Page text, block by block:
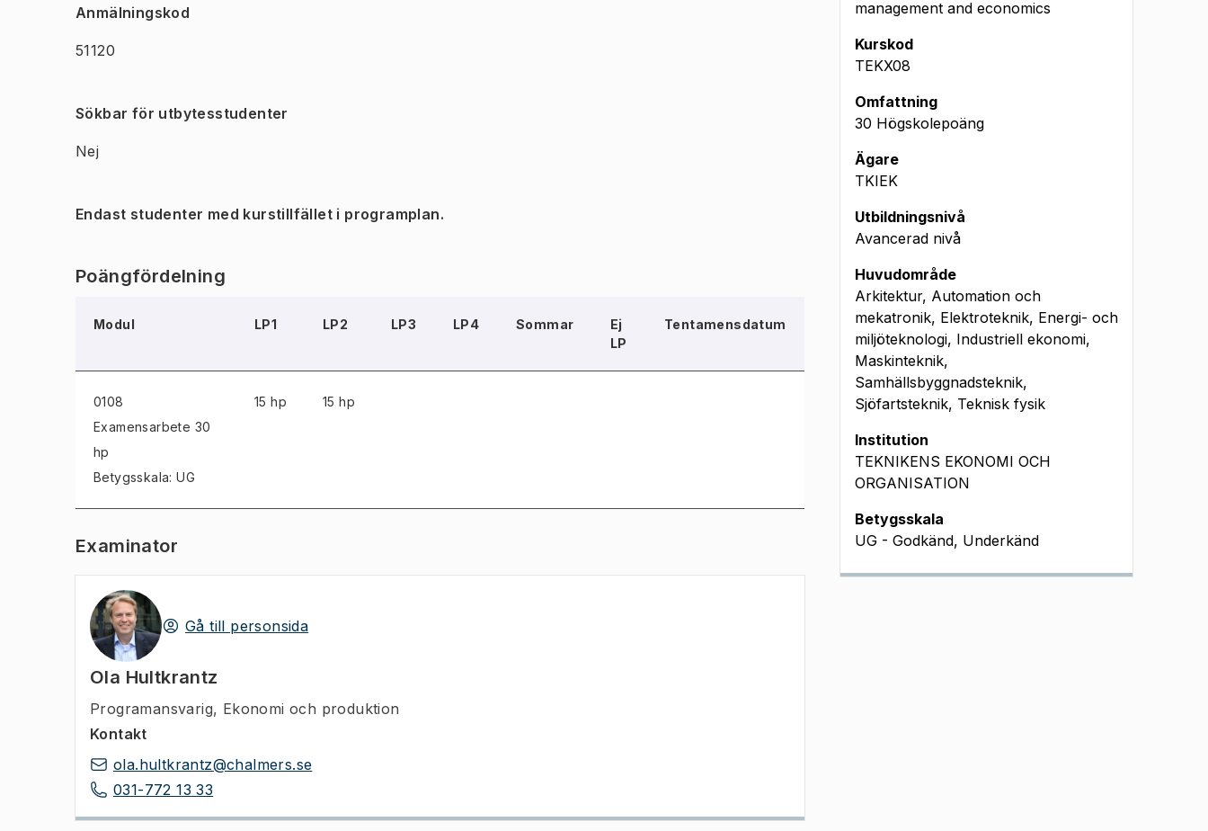
Anmälningskod
51120
Sökbar för utbytesstudenter
Nej
Endast studenter med kurstillfället i programplan.
Poängfördelning
Modul LP1 LP2 LP3 LP4 Sommar
Ej
LP
Tentamensdatum
0108
Examensarbete 30
hp
Betygsskala: UG
15 hp 15 hp
Examinator
Gå till personsida
Ola Hultkrantz
Programansvarig, Ekonomi och produktion
Kontakt
ola.hultkrantz@chalmers.se
031-772 13 33
management and economics
Kurskod
TEKX08
Omfattning
30 Högskolepoäng
Ägare
TKIEK
Utbildningsnivå
Avancerad nivå
Huvudområde
Arkitektur, Automation och
mekatronik, Elektroteknik, Energi- och
miljöteknologi, Industriell ekonomi,
Maskinteknik,
Samhällsbyggnadsteknik,
Sjöfartsteknik, Teknisk fysik
Institution
TEKNIKENS EKONOMI OCH
ORGANISATION
Betygsskala
UG - Godkänd, Underkänd